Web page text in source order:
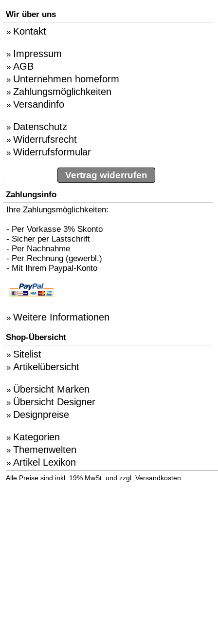
Wir über uns
» Kontakt
» Impressum
» AGB
» Unternehmen homeform
» Zahlungsmöglichkeiten
» Versandinfo
» Datenschutz
» Widerrufsrecht
» Widerrufsformular
Vertrag widerrufen
Zahlungsinfo
Ihre Zahlungsmöglichkeiten:
- Per Vorkasse 3% Skonto
- Sicher per Lastschrift
- Per Nachnahme
- Per Rechnung (gewerbl.)
- Mit Ihrem Paypal-Konto
» Weitere Informationen
Shop-Übersicht
» Sitelist
» Artikelübersicht
» Übersicht Marken
» Übersicht Designer
» Designpreise
» Kategorien
» Themenwelten
» Artikel Lexikon
Alle Preise sind inkl. 19% MwSt. und zzgl. Versandkosten.